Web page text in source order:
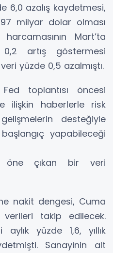
6,0 azalış kaydetmesi,
milyar dolar olması
Mart’ta
artış göstermesi
yüzde 0,5 azalmıştı.
toplantısı öncesi
ilişkin haberlerle risk
desteğiyle
yapabileceği
öne çıkan bir veri
nakit dengesi, Cuma
takip edilecek.
yüzde 1,6, yıllık
Sanayinin alt